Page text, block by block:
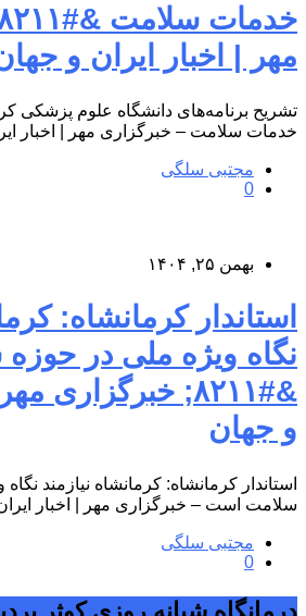
مهر | اخبار ایران و
تشریح برنامه‌های دانشگاه علوم پزشکی
خدمات سلامت – خبرگزاری مهر | اخبار
مجتبی سلگی
0
بهمن ۲۵, ۱۴۰۴
استاندار کرمانشاه:
نگاه ویژه ملی در
&#۸۲۱۱; خبرگزاری
و جهان
استاندار کرمانشاه: کرمانشاه نیازمند
سلامت است – خبرگزاری مهر | اخبار
مجتبی سلگی
0
درمانگاه شبانه روزی کوثر